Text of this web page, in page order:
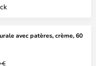
avec patères, crème, 60
€